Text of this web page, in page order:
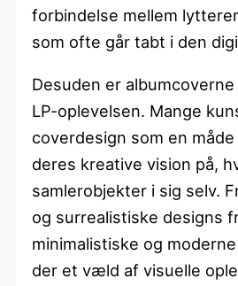
forbindelse mellem
som ofte går tabt i den
Desuden er
LP-oplevelsen. Mange
coverdesign som en
deres kreative vision på,
samlerobjekter i sig selv.
og surrealistiske designs
minimalistiske og
der et væld af visuelle